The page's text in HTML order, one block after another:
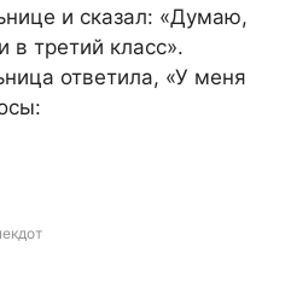
и сказал: «Думаю,
в третий класс».
ответила, «У меня